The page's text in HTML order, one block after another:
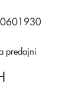
predajni